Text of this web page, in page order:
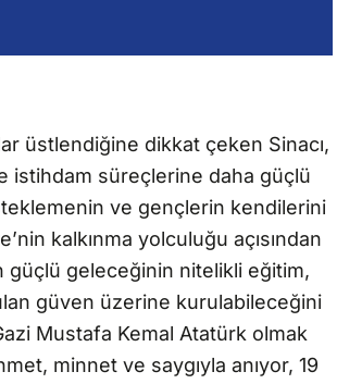
üstlendiğine dikkat çeken Sinacı,
istihdam süreçlerine daha güçlü
ve gençlerin kendilerini
kalkınma yolculuğu açısından
güçlü geleceğinin nitelikli eğitim,
güven üzerine kurulabileceğini
Mustafa Kemal Atatürk olmak
minnet ve saygıyla anıyor, 19